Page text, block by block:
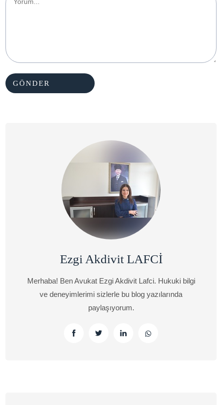
Ezgi Akdivit LAFCİ
Merhaba! Ben Avukat Ezgi Akdivit Lafci. Hukuki bilgi
ve deneyimlerimi sizlerle bu blog yazılarında
paylaşıyorum.